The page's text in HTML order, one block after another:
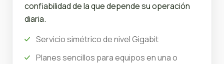
confiabilidad de la que depende su operación
diaria.
Servicio simétrico de nivel Gigabit
Planes sencillos para equipos en una o